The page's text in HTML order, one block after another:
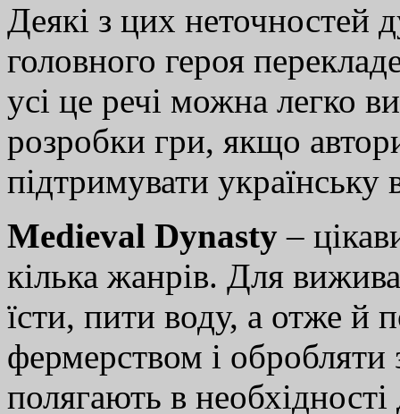
Деякі з цих неточностей
головного героя
усі це речі можна легко
розробки гри, якщо
підтримувати українську
Medieval Dynasty –
кілька жанрів. Для
їсти, пити воду, а отже й
фермерством і
полягають в